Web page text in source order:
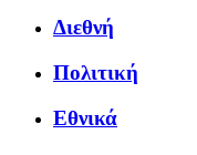
Διεθνή
Πολιτική
Εθνικά